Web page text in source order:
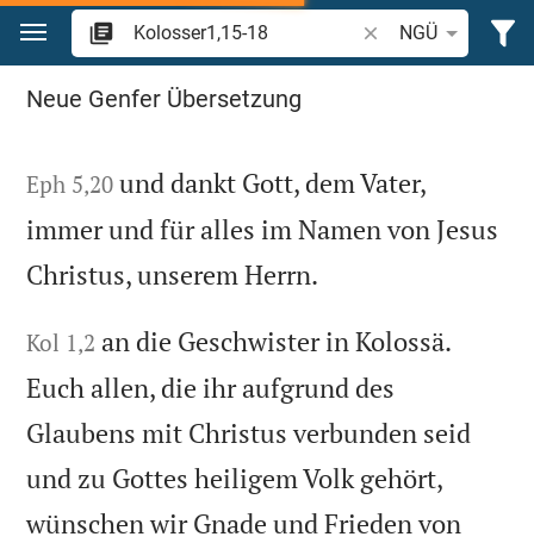
Zum Inhalt springen
Bibelstelle oder
NGÜ
Suche "Kolosser11518" in der Bibel
Neue Genfer Übersetzung
Eph 5,20 und dankt Gott, dem Vater,
immer und für alles im Namen von Jesus
Christus, unserem Herrn.
Kol 1,2 an die Geschwister in Kolossä.
Euch allen, die ihr aufgrund des
Glaubens mit Christus verbunden seid
und zu Gottes heiligem Volk gehört,
wünschen wir Gnade und Frieden von